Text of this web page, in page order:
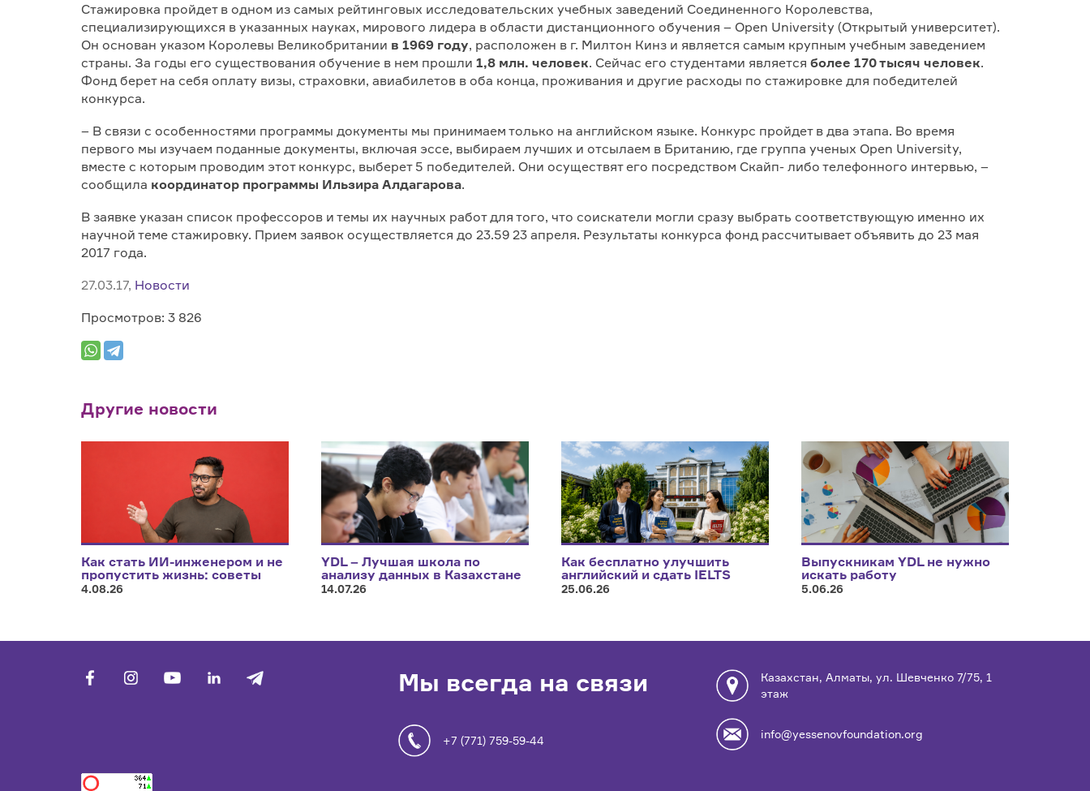
Стажировка пройдет в одном из самых рейтинговых исследовательских учебных заведений Соединенного Королевства,
специализирующихся в указанных науках, мирового лидера в области дистанционного обучения – Open University (Открытый университет).
Он основан указом Королевы Великобритании в 1969 году, расположен в г. Милтон Кинз и является самым крупным учебным заведением
страны. За годы его существования обучение в нем прошли 1,8 млн. человек. Сейчас его студентами является более 170 тысяч человек.
Фонд берет на себя оплату визы, страховки, авиабилетов в оба конца, проживания и другие расходы по стажировке для победителей
конкурса.
– В связи с особенностями программы документы мы принимаем только на английском языке. Конкурс пройдет в два этапа. Во время
первого мы изучаем поданные документы, включая эссе, выбираем лучших и отсылаем в Британию, где группа ученых Open University,
вместе с которым проводим этот конкурс, выберет 5 победителей. Они осуществят его посредством Скайп- либо телефонного интервью, –
сообщила координатор программы Ильзира Алдагарова.
В заявке указан список профессоров и темы их научных работ для того, что соискатели могли сразу выбрать соответствующую именно их
научной теме стажировку. Прием заявок осуществляется до 23.59 23 апреля. Результаты конкурса фонд рассчитывает объявить до 23 мая
2017 года.
27.03.17, Новости
Просмотров: 3 826
Другие новости
Как стать ИИ-инженером и не
пропустить жизнь: советы
Саеда Хуссейна, инженера по
4.08.26
YDL – Лучшая школа по
анализу данных в Казахстане
14.07.26
Как бесплатно улучшить
английский и сдать IELTS
25.06.26
Выпускникам YDL не нужно
искать работу
5.06.26
facebook youtube linkedin Мы всегда на связи
+7 (771) 759-59-44
Казахстан, Алматы, ул. Шевченко 7/75, 1
этаж
info@yessenovfoundation.org